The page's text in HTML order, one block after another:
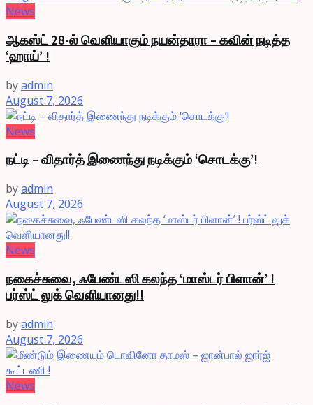
News
ஆகஸ்ட் 28-ல் வெளியாகும் நயன்தாரா – கவின் நடித்த
‘ஹாய்’ !
byadmin
August 7, 2026
News
நட்டி – விதார்த் இணைந்து நடிக்கும் ‘சொடக்கு’!
byadmin
August 7, 2026
News
நகைச்சுவை, ஃபேண்டஸி கலந்த ‘மாஸ்டர் பிளான்’ !
பர்ஸ்ட் லுக் வெளியானது!!
byadmin
August 7, 2026
News